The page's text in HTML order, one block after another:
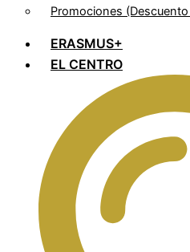
Promociones
ERASMUS+
EL CENTRO